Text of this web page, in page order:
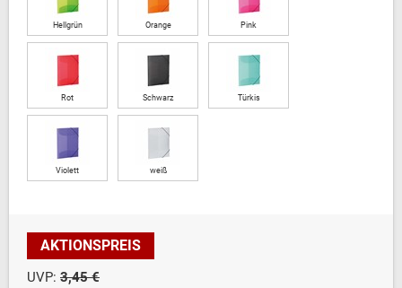
Hellgrün Orange Pink
Rot Schwarz Türkis
Violett weiß
AKTIONSPREIS
UVP: 3,45 €